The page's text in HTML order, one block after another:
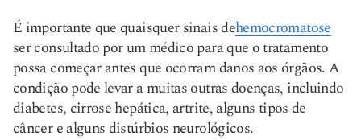
É importante que quaisquer sinais dehemocromatose
ser consultado por um médico para que o tratamento
possa começar antes que ocorram danos aos órgãos. A
condição pode levar a muitas outras doenças, incluindo
diabetes, cirrose hepática, artrite, alguns tipos de
câncer e alguns distúrbios neurológicos.